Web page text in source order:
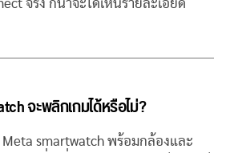
จริง ก็น่าจะได้เห็นรายละเอียด
จะพลิกเกมได้หรือไม่?
smartwatch พร้อมกล้องและ